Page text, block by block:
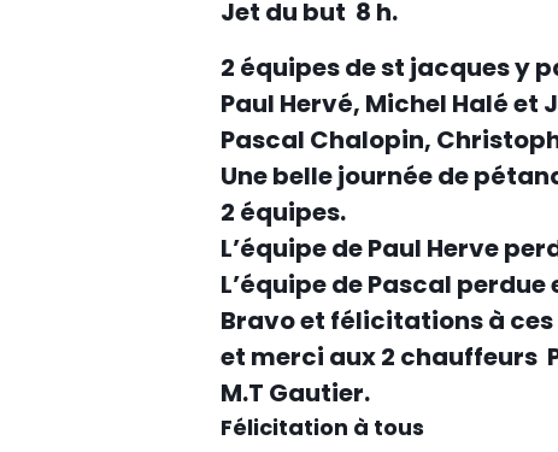
Jet du but 8 h.
2 équipes de st jacques y
Paul Hervé, Michel Halé et
Pascal Chalopin,
Une belle journée de
2 équipes.
L’équipe de Paul Herve
L’équipe de Pascal perdue
Bravo et félicitations à ces
et merci aux 2 chauffeurs
M.T Gautier.
Félicitation à tous